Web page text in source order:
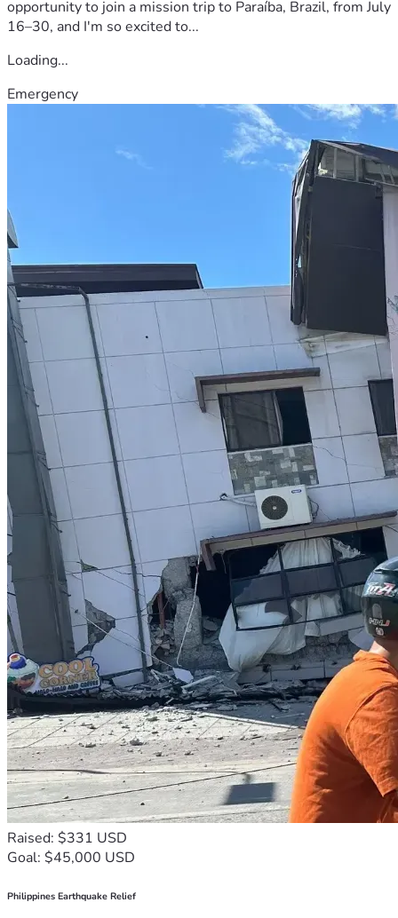
opportunity to join a mission trip to Paraíba, Brazil, from July
16–30, and I'm so excited to...
Loading...
Emergency
Raised: $331 USD
Goal: $45,000 USD
Philippines Earthquake Relief